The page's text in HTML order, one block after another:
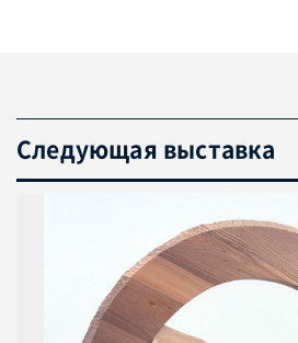
Следующая выставка